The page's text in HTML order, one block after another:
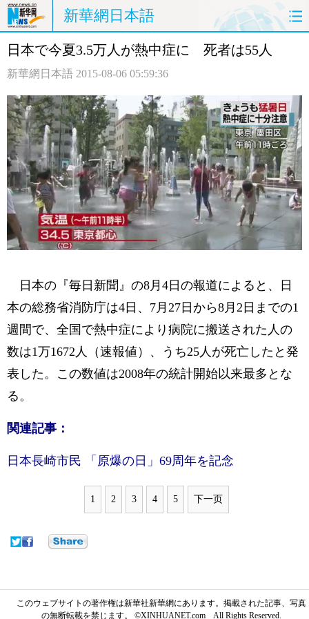
新華網日本語
ホームページ 政治 経済
観光 評論 写真
中日対訳
日本で今夏3.5万人が熱中症に 死者は55人
新華網日本語 2015-08-06 05:59:36
日本の『毎日新聞』の8月4日の報道によると、日
本の総務省消防庁は4日、7月27日から8月2日までの1
週間で、全国で熱中症により病院に搬送された人の
数は1万1672人（速報値）、うち25人が死亡したと発
表した。この数値は2008年の統計開始以来最多とな
る。
関連記事：
日本長崎市民 「原爆の日」69周年を記念
1 2 3 4 5 下一页
このウェブサイトの著作権は新華社新華網にあります。掲載された記事、写真
の無断転載を禁じます。 ©XINHUANET.com All Rights Reserved.